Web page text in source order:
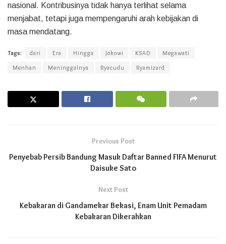
nasional. Kontribusinya tidak hanya terlihat selama
menjabat, tetapi juga mempengaruhi arah kebijakan di
masa mendatang.
Tags: dari Era Hingga Jokowi KSAD
Megawati
Menhan
Meninggalnya Ryacudu Ryamizard
Previous Post
Penyebab Persib Bandung Masuk Daftar Banned FIFA Menurut
Daisuke Sato
Next Post
Kebakaran di Gandamekar Bekasi, Enam Unit Pemadam
Kebakaran Dikerahkan